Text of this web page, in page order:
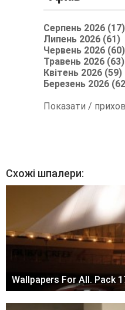
Серпень 2026 (17)
Липень 2026 (61)
Червень 2026 (60)
Травень 2026 (63)
Квітень 2026 (59)
Березень 2026
Показати /
Схожі шпалери:
Wallpapers For All. Pack